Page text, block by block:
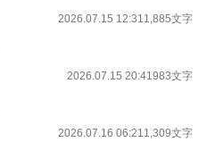
2026.07.15 12:311,885文字
2026.07.15 20:41983文字
2026.07.16 06:211,309文字